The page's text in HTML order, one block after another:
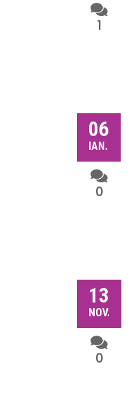
1
06
IAN.
0
13
NOV.
0